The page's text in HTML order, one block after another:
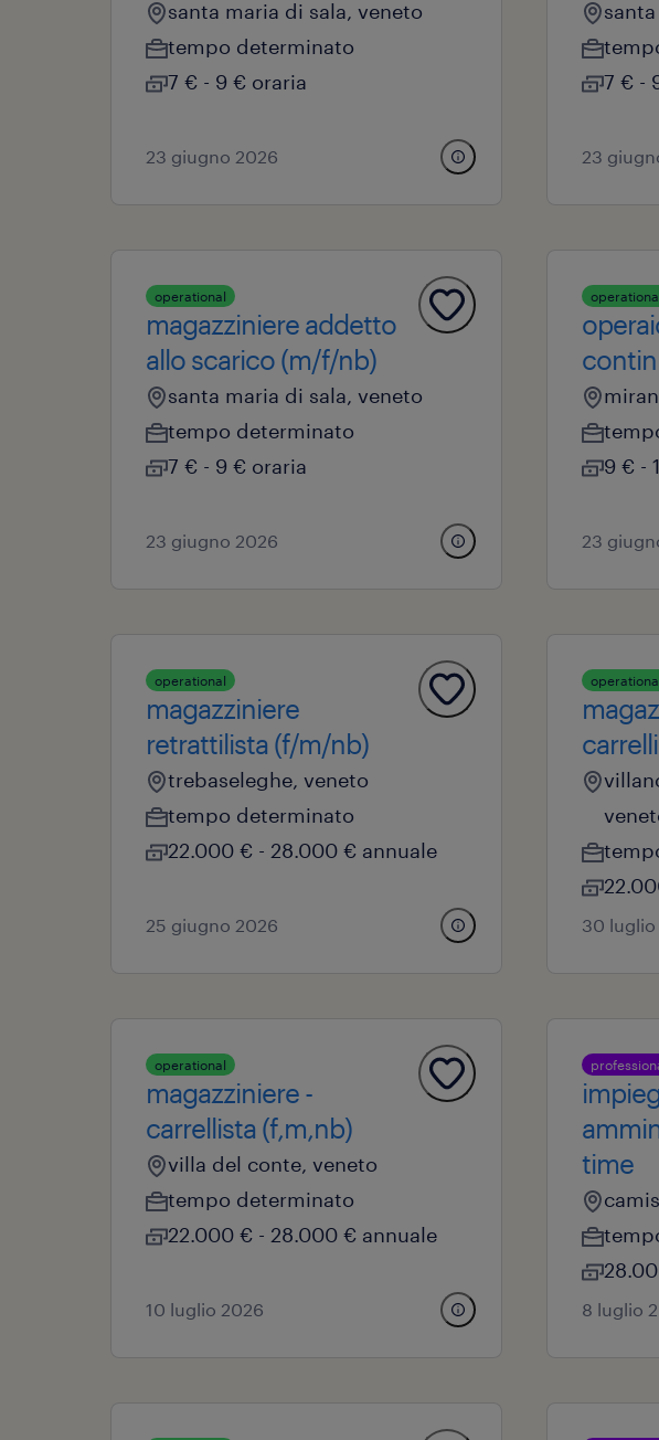
santa maria di sala, veneto
tempo determinato
7 € - 9 € oraria
23 giugno 2026
7 € -
23
operational
magazziniere addetto
allo scarico (m/f/nb)
santa maria di sala, veneto
tempo determinato
7 € - 9 € oraria
23 giugno 2026
9 € -
23
operational
magazziniere
retrattilista (f/m/nb)
trebaseleghe, veneto
tempo determinato
22.000 € - 28.000 € annuale
25 giugno 2026 30 luglio
operational
magazziniere -
carrellista (f,m,nb)
villa del conte, veneto
tempo determinato
22.000 € - 28.000 € annuale
10 luglio 2026
time
8 luglio